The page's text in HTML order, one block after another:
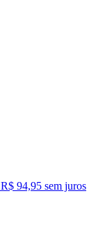
R$ 94,95 sem juros